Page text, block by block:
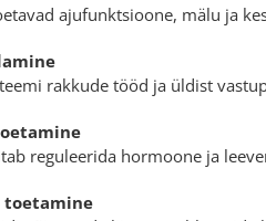
ajufunktsioone, mälu ja
rakkude tööd ja üldist
reguleerida hormoone ja
toetamine